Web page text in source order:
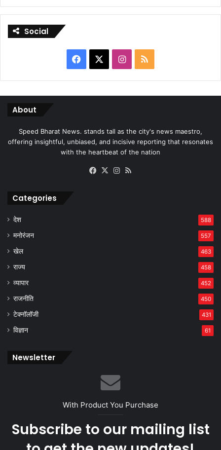
Social
Facebook Instagram
RSS
About
Speed Bharat News. stands tall as the city's news maestro,
offering insightful, unbiased, and incisive reporting that resonates
with the heartbeat of the nation
Facebook
X Instagram
Categories
देश 588
मनोरंजन 557
खेल 463
राज्य 458
व्यापार 452
राजनीति 450
टेक्नॉलॉजी 431
विज्ञान 61
Newsletter
With Product You Purchase
Subscribe to our mailing list